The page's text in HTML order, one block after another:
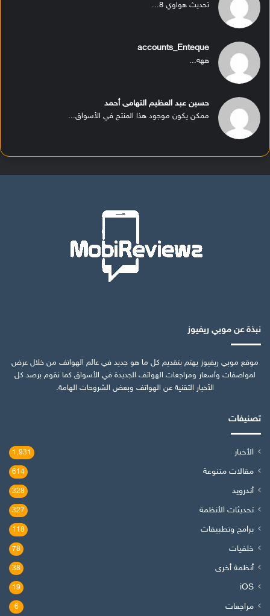
تحديث هواوي 8...
accounts_Enteque
ههه...
حسين عبد العظيم التهامى أحمد
ممكن يكون موجود هذا المنتج في الأسواق...
نبذة عن موبي ريفيوز
موقع موبي ريفيوز يهتم بتقديم كل ما هو جديد في عالم الهواتف من خلال عرض
لمواصفات وأسعار ومراجعات الهواتف الجديدة في الأسواق كما نقوم برصد كل
الأخبار التقنية عن الهواتف وبعض الشروحات الهامة.
تصنيفات
الأخبار 1٬931
مقالات متنوعة 614
أندرويد 328
تحديثات الأنظمة 327
برامج وتطبيقات 118
خلفيات 78
أنظمة أخرى 38
iOS
19
مراجعات 6